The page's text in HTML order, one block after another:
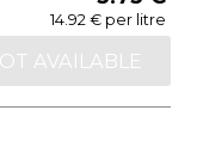
14.92 € per litre
AVAILABLE